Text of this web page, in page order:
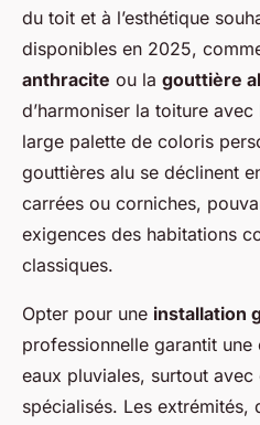
du toit et à l’esthétique
disponibles en 2025,
anthracite ou la gouttière
d’harmoniser la toiture
large palette de coloris
gouttières alu se déclinent
carrées ou corniches,
exigences des habitations
classiques.
Opter pour une installation
professionnelle garantit
eaux pluviales, surtout avec
spécialisés. Les extrémités,